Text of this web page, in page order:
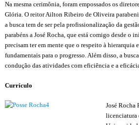
Na mesma cerimônia, foram empossados os
Glória. O reitor Ailton Ribeiro de Oliveira
a busca tem de ser pela profissionalização da
parabéns a José Rocha, que está comigo desde o
precisam ter em mente que o respeito à hierarquia
fundamentais para o progresso. Além disso, a
condução das atividades com eficiência e a
Currículo
José Rocha
licenciatura